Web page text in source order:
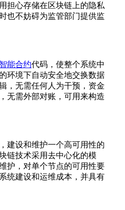
担心存储在区块链上的隐私
也不妨碍为监管部门提供监
智能合约代码，使整个系统中
环境下自动安全地交换数据
，无需任何人为干预，资金
无需外部对账，可用来构造
设和维护一个高可用性的
链技术采用去中心化的模
护，对单个节点的可用性要
统建设和运维成本，并具有